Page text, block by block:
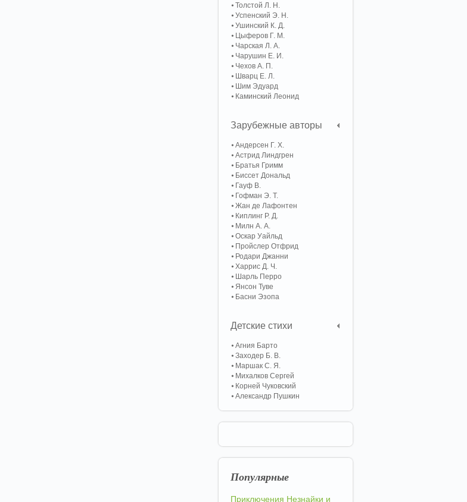
Толстой Л. Н.
Успенский Э. Н.
Ушинский К. Д.
Цыферов Г. М.
Чарская Л. А.
Чарушин Е. И.
Чехов А. П.
Шварц Е. Л.
Шим Эдуард
Каминский Леонид
Зарубежные авторы
Андерсен Г. Х.
Астрид Линдгрен
Братья Гримм
Биссет Дональд
Гауф В.
Гофман Э. Т.
Жан де Лафонтен
Киплинг Р. Д.
Милн А. А.
Оскар Уайльд
Пройслер Отфрид
Родари Джанни
Харрис Д. Ч.
Шарль Перро
Янсон Туве
Басни Эзопа
Детские стихи
Агния Барто
Заходер Б. В.
Маршак С. Я.
Михалков Сергей
Корней Чуковский
Александр Пушкин
Популярные
Приключения Незнайки и